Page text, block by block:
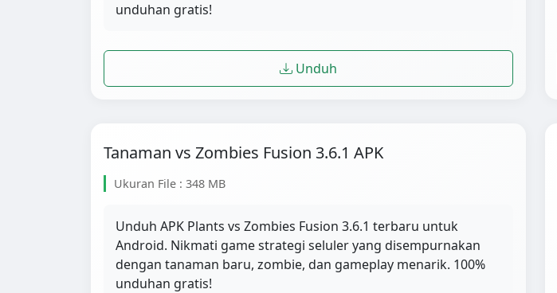
unduhan gratis!
Unduh
Tanaman vs Zombies Fusion 3.6.1 APK
Ukuran File : 348 MB
Unduh APK Plants vs Zombies Fusion 3.6.1 terbaru untuk
Android. Nikmati game strategi seluler yang disempurnakan
dengan tanaman baru, zombie, dan gameplay menarik. 100%
unduhan gratis!